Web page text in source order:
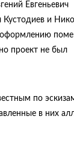
Евгеньевич
Кустодиев и
оформлению
проект не был
по
в них